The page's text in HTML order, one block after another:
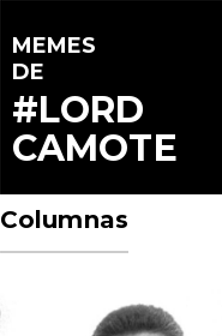
MEMES
DE
#LORD
CAMOTE
Columnas